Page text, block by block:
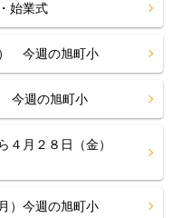
始業式
今週の旭町小
今週の旭町小
４月２８日（金）
）今週の旭町小